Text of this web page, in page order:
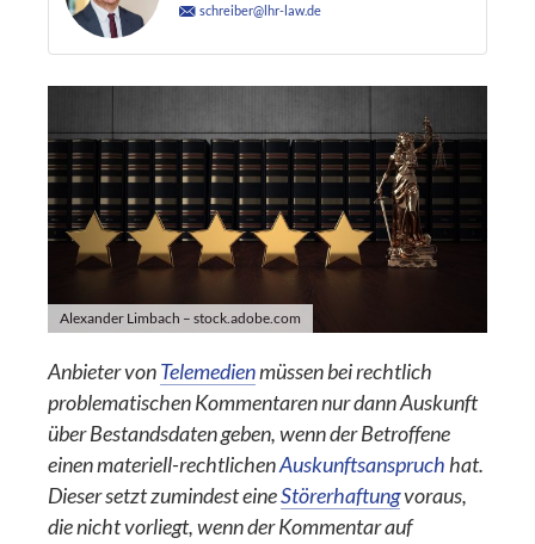
schreiber@lhr-law.de
Alexander Limbach – stock.adobe.com
Anbieter vonTelemedienmüssen bei rechtlich
problematischen Kommentaren nur dann Auskunft
über Bestandsdaten geben, wenn der Betroffene
einen materiell-rechtlichenAuskunftsanspruchhat.
Dieser setzt zumindest eineStörerhaftungvoraus,
die nicht vorliegt, wenn der Kommentar auf